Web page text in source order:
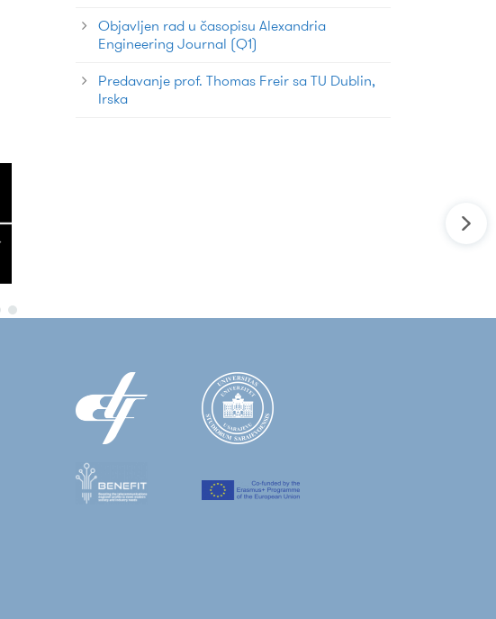
Objavljen rad u časopisu Alexandria
Engineering Journal (Q1)
Predavanje prof. Thomas Freir sa TU Dublin,
Irska